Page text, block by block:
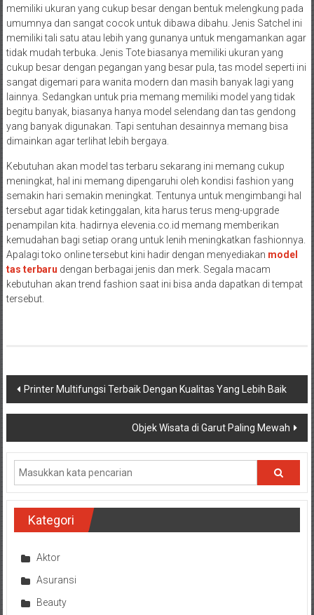
memiliki ukuran yang cukup besar dengan bentuk melengkung pada
umumnya dan sangat cocok untuk dibawa dibahu. Jenis Satchel ini
memiliki tali satu atau lebih yang gunanya untuk mengamankan agar
tidak mudah terbuka. Jenis Tote biasanya memiliki ukuran yang
cukup besar dengan pegangan yang besar pula, tas model seperti ini
sangat digemari para wanita modern dan masih banyak lagi yang
lainnya. Sedangkan untuk pria memang memiliki model yang tidak
begitu banyak, biasanya hanya model selendang dan tas gendong
yang banyak digunakan. Tapi sentuhan desainnya memang bisa
dimainkan agar terlihat lebih bergaya.
Kebutuhan akan model tas terbaru sekarang ini memang cukup
meningkat, hal ini memang dipengaruhi oleh kondisi fashion yang
semakin hari semakin meningkat. Tentunya untuk mengimbangi hal
tersebut agar tidak ketinggalan, kita harus terus meng-upgrade
penampilan kita. hadirnya elevenia.co.id memang memberikan
kemudahan bagi setiap orang untuk lenih meningkatkan fashionnya.
Apalagi toko online tersebut kini hadir dengan menyediakan model
tas terbaru dengan berbagai jenis dan merk. Segala macam
kebutuhan akan trend fashion saat ini bisa anda dapatkan di tempat
tersebut.
Navigasi
pos
Printer Multifungsi Terbaik Dengan Kualitas Yang Lebih Baik
Objek Wisata di Garut Paling Mewah
Kategori
Aktor
Asuransi
Beauty